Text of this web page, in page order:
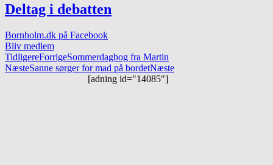
Deltag i debatten
Bornholm.dk på Facebook
Bliv medlem
TidligereForrigeSommerdagbog fra Martin
NæsteSanne sørger for mad på bordetNæste
[adning id="14085"]